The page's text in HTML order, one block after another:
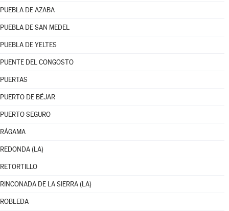
PUEBLA DE AZABA
PUEBLA DE SAN MEDEL
PUEBLA DE YELTES
PUENTE DEL CONGOSTO
PUERTAS
PUERTO DE BÉJAR
PUERTO SEGURO
RÁGAMA
REDONDA (LA)
RETORTILLO
RINCONADA DE LA SIERRA (LA)
ROBLEDA